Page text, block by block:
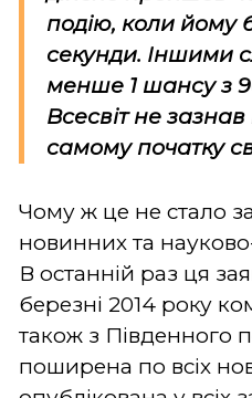
подію, коли йому
секунди. Іншими
менше 1 шансу з
Всесвіт не зазнав
самому початку
Чому ж це не стало
новинних та
В останній раз ця
березні 2014 року
також з Південного
поширена по всіх